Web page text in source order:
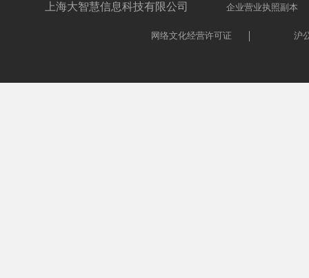
上海大智慧信息科技有限公司 企业营业执照副本
网络文化经营许可证 沪